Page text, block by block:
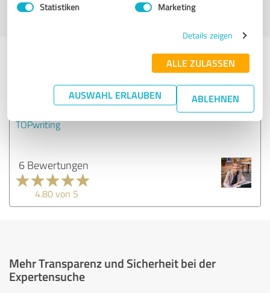
Statistiken Marketing
Details zeigen
ALLE ZULASSEN
AUSWAHL ERLAUBEN ABLEHNEN
Profil aktiv seit 24.05.2019 | Letzte Aktualisierung: 28.10.2019
Erfahrungen zu weiteren
Anbietern aus dem Bereich
Marketing
TOPwriting
6 Bewertungen
4.80 von 5
Mehr Transparenz und Sicherheit bei der
Expertensuche